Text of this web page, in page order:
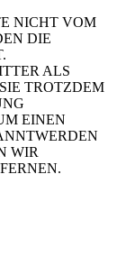
NICHT VOM
DIE
ALS
TROTZDEM
EINEN
WIR